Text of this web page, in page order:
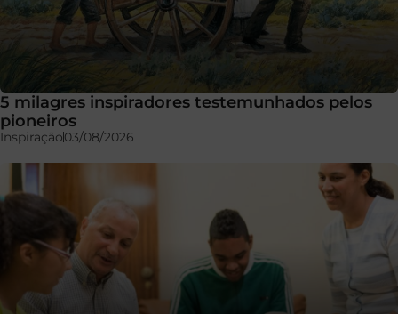
5 milagres inspiradores testemunhados pelos
pioneiros
Inspiração03/08/2026